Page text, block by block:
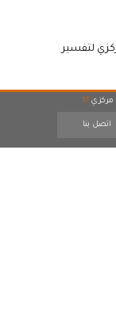
لتفسير
مركزي 17
اتصل بنا